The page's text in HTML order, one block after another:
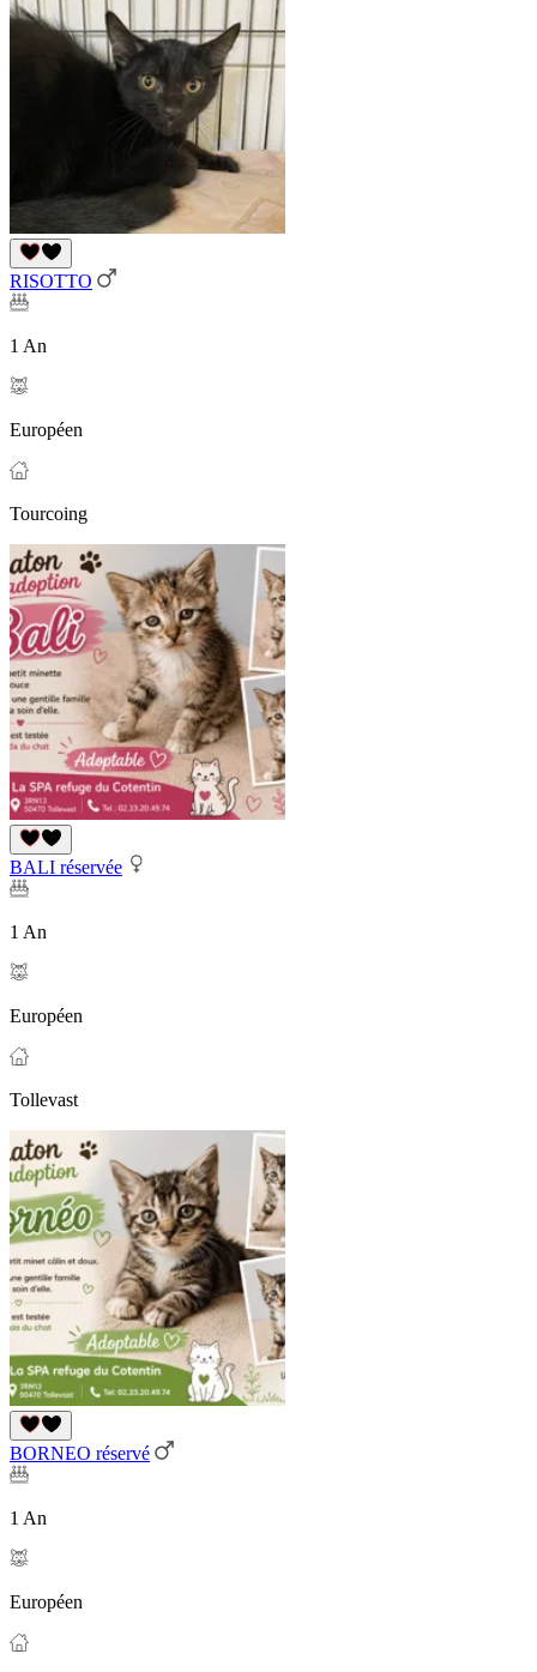
RISOTTO
1 An
Européen
Tourcoing
BALI réservée
1 An
Européen
Tollevast
BORNEO réservé
1 An
Européen